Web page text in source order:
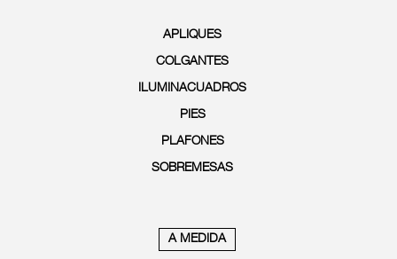
APLIQUES
COLGANTES
ILUMINACUADROS
PIES
PLAFONES
SOBREMESAS
A MEDIDA